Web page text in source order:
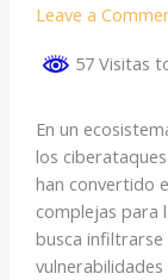
Leave a
57 Visitas
En un
los
han convertido
complejas para
busca infiltrarse